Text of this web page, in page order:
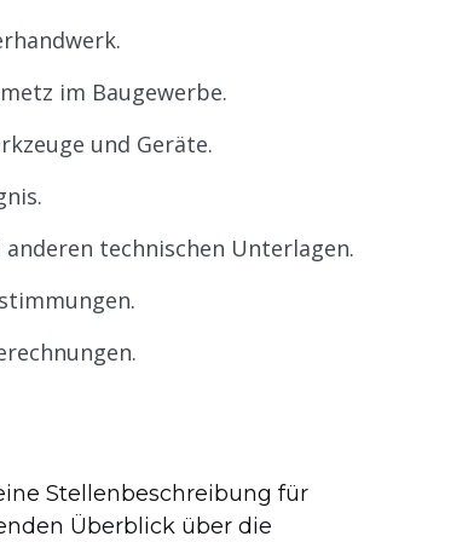
im Baugewerbe.
und Geräte.
technischen Unterlagen.
Stellenbeschreibung für
Überblick über die